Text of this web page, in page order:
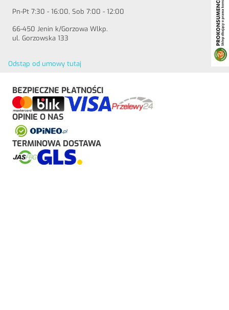
Pn-Pt 7:30 - 16:00, Sob 7:00 - 12:00
66-450 Jenin k/Gorzowa Wlkp.
ul. Gorzowska 133
Odstąp od umowy tutaj
BEZPIECZNE PŁATNOŚCI
OPINIE O NAS
TERMINOWA DOSTAWA